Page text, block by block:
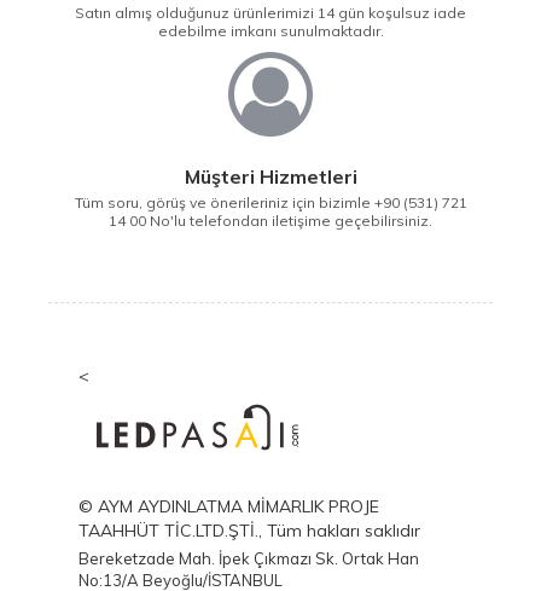
Satın almış olduğunuz ürünlerimizi 14 gün koşulsuz iade
edebilme imkanı sunulmaktadır.
Müşteri Hizmetleri
Tüm soru, görüş ve önerileriniz için bizimle +90 (531) 721
14 00 No'lu telefondan iletişime geçebilirsiniz.
<
© AYM AYDINLATMA MİMARLIK PROJE
TAAHHÜT TİC.LTD.ŞTİ., Tüm hakları saklıdır
Bereketzade Mah. İpek Çıkmazı Sk. Ortak Han
No:13/A Beyoğlu/İSTANBUL